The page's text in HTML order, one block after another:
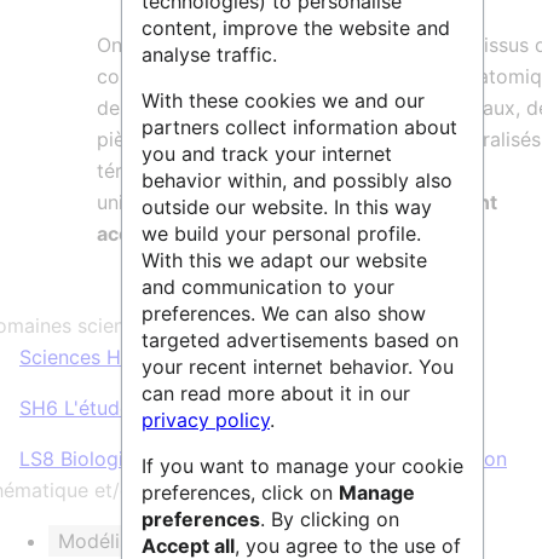
On peut y découvrir des spécimens types issus
collections de paléontologie, des cires
des échantillons géologiques et des minéraux,
pièces ostéologiques et des animaux
témoignent de la richesse des collections
universitaires. Ils sont aujourd’huilibrement
accessibles sur Sketchfab.
scientifiques :
Sciences Humaines & Sociales, Vie & Santé
SH6 L'étude du passé humain
LS8 Biologie environnementale, écologie et évolution
et/ou mots clés :
Modélisation 3D Photogrammétrie
content, improve the website and
analyse traffic.
With these cookies we and our
partners collect information about
you and track your internet
behavior within, and possibly also
outside our website. In this way
we build your personal profile.
With this we adapt our website
and communication to your
preferences. We can also show
targeted advertisements based on
your recent internet behavior. You
can read more about it in our
privacy policy.
If you want to manage your cookie
preferences, click on Manage
preferences. By clicking on
Accept all, you agree to the use of